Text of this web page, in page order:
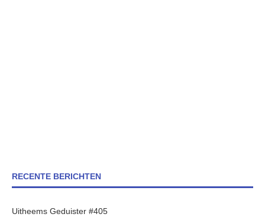
RECENTE BERICHTEN
Uitheems Geduister #405